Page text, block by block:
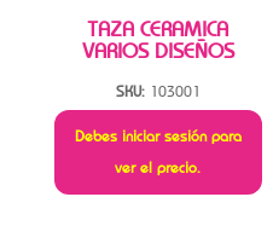
TAZA CERAMICA
VARIOS DISEÑOS
SKU: 103001
Debes iniciar sesión para
ver el precio.